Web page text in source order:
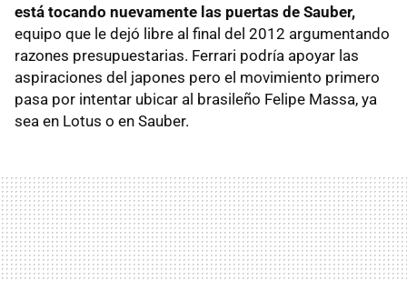
está tocando nuevamente las puertas de Sauber,
equipo que le dejó libre al final del 2012 argumentando
razones presupuestarias. Ferrari podría apoyar las
aspiraciones del japones pero el movimiento primero
pasa por intentar ubicar al brasileño Felipe Massa, ya
sea en Lotus o en Sauber.